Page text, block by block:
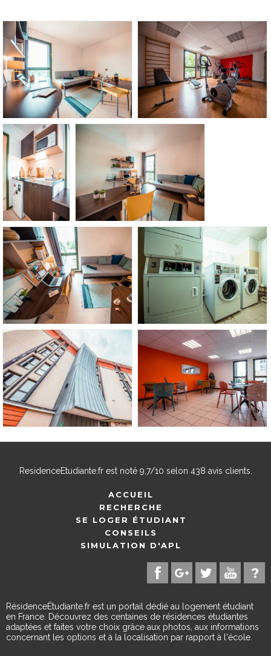
ResidenceEtudiante.frest noté 9,7/10 selon 438 avis clients.
ACCUEIL
RECHERCHE
SE LOGER ÉTUDIANT
CONSEILS
SIMULATION D'APL
RésidenceÉtudiante.fr est un portail dédié au logement étudiant
en France. Découvrez des centaines de résidences étudiantes
adaptées et faites votre choix grâce aux photos, aux informations
concernant les options et à la localisation par rapport à l'école.